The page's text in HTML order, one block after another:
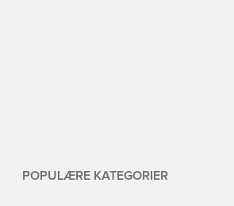
POPULÆRE KATEGORIER